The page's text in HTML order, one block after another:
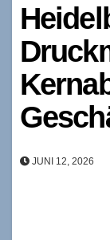
JUNI 12, 2026